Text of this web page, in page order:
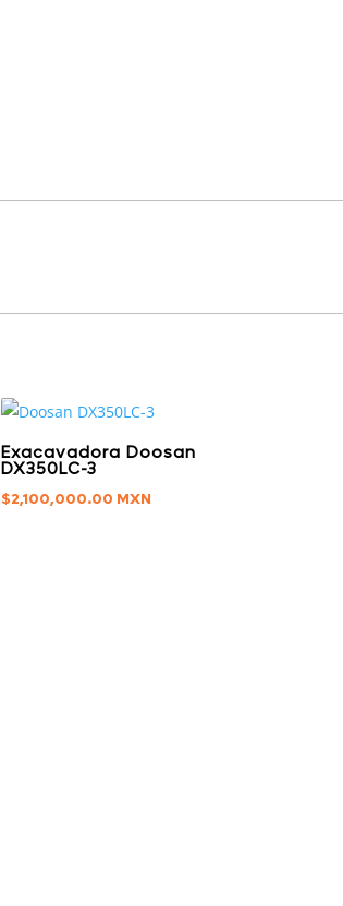
Exacavadora Doosan
DX350LC-3
$2,100,000.00